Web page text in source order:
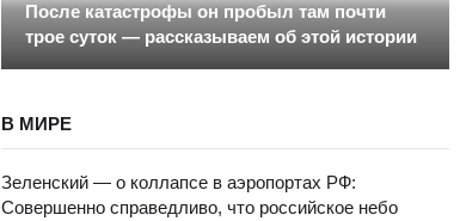
После катастрофы он пробыл там почти
трое суток — рассказываем об этой истории
В МИРЕ
Зеленский — о коллапсе в аэропортах РФ:
Совершенно справедливо, что российское небо